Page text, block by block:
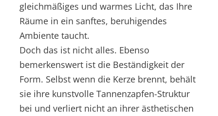
gleichmäßiges und warmes Licht, das Ihre
Räume in ein sanftes, beruhigendes
Ambiente taucht.
Doch das ist nicht alles. Ebenso
bemerkenswert ist die Beständigkeit der
Form. Selbst wenn die Kerze brennt, behält
sie ihre kunstvolle Tannenzapfen-Struktur
bei und verliert nicht an ihrer ästhetischen